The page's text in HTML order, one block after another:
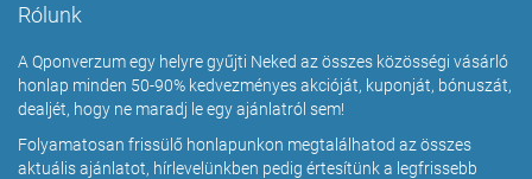
Rólunk
A Qponverzum egy helyre gyűjti Neked az összes közösségi vásárló
honlap minden 50-90% kedvezményes akcióját, kuponját, bónuszát,
dealjét, hogy ne maradj le egy ajánlatról sem!
Folyamatosan frissülő honlapunkon megtalálhatod az összes
aktuális ajánlatot, hírlevelünkben pedig értesítünk a legfrissebb